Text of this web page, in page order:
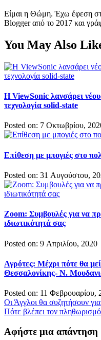
Είμαι η Θώμη. Έχω έφεση
Blogger από το 2017 και
You May Also
Η ViewSonic λανσάρει
τεχνολογία solid-state
Posted on: 7 Οκτωβρίου,
Επίθεση με μπογιές στο
Posted on: 31 Αυγούστου,
Zoom: Συμβουλές για να
ιδιωτικότητά σας
Posted on: 9 Απριλίου, 2020
Αγρότες: Μέχρι πότε θα
Θεσσαλονίκης- Ν.
Posted on: 11 Φεβρουαρίου,
Πλοήγηση
άρθρων
Οι Άγγλοι θα συζητήσουν
Πότε βλέπει τον
Αφήστε μια απάντηση